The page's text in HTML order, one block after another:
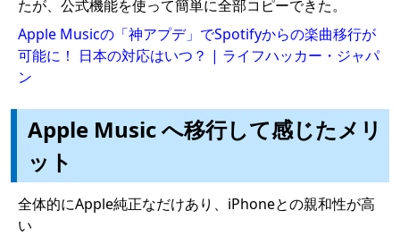
たが、公式機能を使って簡単に全部コピーできた。
Apple Musicの「神アプデ」でSpotifyからの楽曲移行が
可能に！ 日本の対応はいつ？ | ライフハッカー・ジャパ
ン
Apple Music へ移行して感じたメリ
ット
全体的にApple純正なだけあり、iPhoneとの親和性が高
い